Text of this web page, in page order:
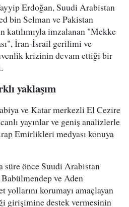
Erdoğan, Suudi Arabistan
bin Selman ve Pakistan
katılımıyla imzalanan "Mekke
İran-İsrail gerilimi ve
krizinin devam ettiği bir
yaklaşım
ve Katar merkezli El Cezire
yayınlar ve geniş analizlerle
Emirlikleri medyası konuya
süre önce Suudi Arabistan
ve Aden
korumayı amaçlayan
girişimine destek vermesinin